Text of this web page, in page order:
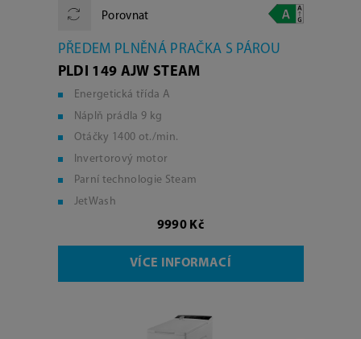
Porovnat
PŘEDEM PLNĚNÁ PRAČKA S PÁROU
PLDI 149 AJW STEAM
Energetická třída A
Náplň prádla 9 kg
Otáčky 1400 ot./min.
Invertorový motor
Parní technologie Steam
JetWash
9990 Kč
VÍCE INFORMACÍ